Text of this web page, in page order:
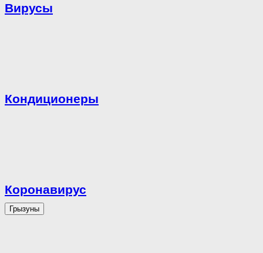
Вирусы
Кондиционеры
Коронавирус
Грызуны